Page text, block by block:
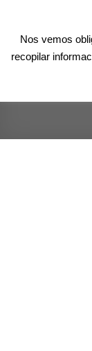
contentNos vemos
recopilar